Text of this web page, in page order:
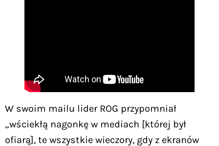
W swoim mailu lider ROG przypomniał
„wściekłą nagonkę w mediach [której był
ofiarą], te wszystkie wieczory, gdy z ekranów